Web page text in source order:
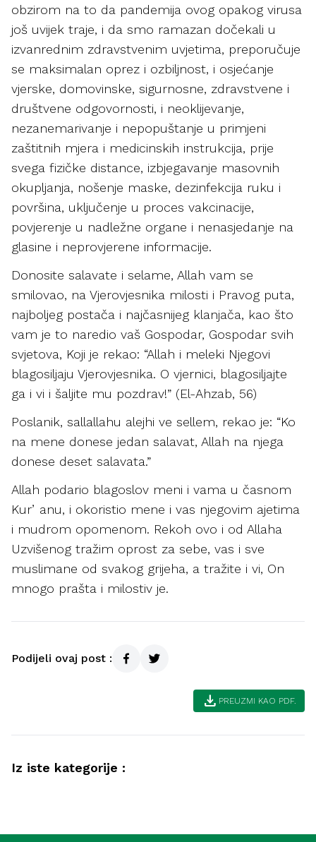
obzirom na to da pandemija ovog opakog virusa
još uvijek traje, i da smo ramazan dočekali u
izvanrednim zdravstvenim uvjetima, preporučuje
se maksimalan oprez i ozbiljnost, i osjećanje
vjerske, domovinske, sigurnosne, zdravstvene i
društvene odgovornosti, i neoklijevanje,
nezanemarivanje i nepopuštanje u primjeni
zaštitnih mjera i medicinskih instrukcija, prije
svega fizičke distance, izbjegavanje masovnih
okupljanja, nošenje maske, dezinfekcija ruku i
površina, uključenje u proces vakcinacije,
povjerenje u nadležne organe i nenasjedanje na
glasine i neprovjerene informacije.
Donosite salavate i selame, Allah vam se
smilovao, na Vjerovjesnika milosti i Pravog puta,
najboljeg postača i najčasnijeg klanjača, kao što
vam je to naredio vaš Gospodar, Gospodar svih
svjetova, Koji je rekao: “Allah i meleki Njegovi
blagosiljaju Vjerovjesnika. O vjernici, blagosiljajte
ga i vi i šaljite mu pozdrav!” (El-Ahzab, 56)
Poslanik, sallallahu alejhi ve sellem, rekao je: “Ko
na mene donese jedan salavat, Allah na njega
donese deset salavata.”
Allah podario blagoslov meni i vama u časnom
Kurʼanu, i okoristio mene i vas njegovim ajetima
i mudrom opomenom. Rekoh ovo i od Allaha
Uzvišenog tražim oprost za sebe, vas i sve
muslimane od svakog grijeha, a tražite i vi, On
mnogo prašta i milostiv je.
Podijeli ovaj post :
download PREUZMI KAO PDF.
Iz iste kategorije :